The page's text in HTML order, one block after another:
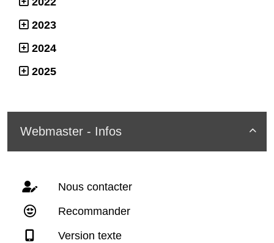
2023
2024
2025

Webmaster - Infos
Nous contacter
Recommander
Version texte